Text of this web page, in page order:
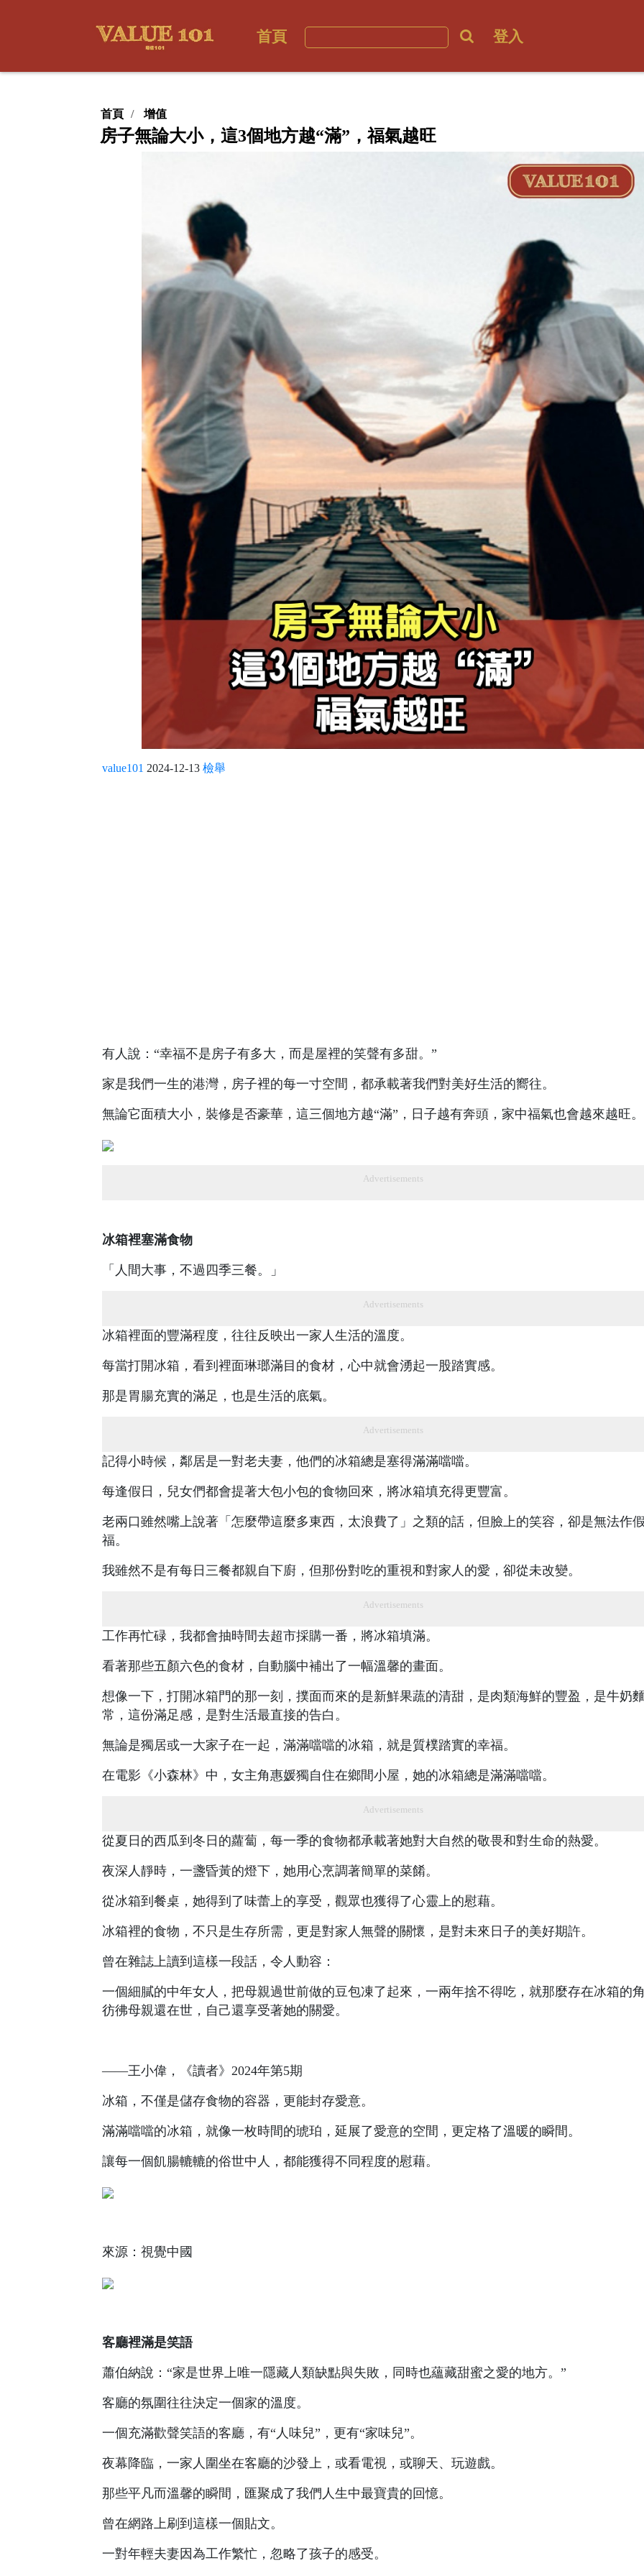
首頁 登入
首頁 增值
房子無論大小，這3個地方越“滿”，福氣越旺
value101 2024-12-13 檢舉
有人說：“幸福不是房子有多大，而是屋裡的笑聲有多甜。”
家是我們一生的港灣，房子裡的每一寸空間，都承載著我們對美好生活的嚮往。
無論它面積大小，裝修是否豪華，這三個地方越“滿”，日子越有奔頭，家中福氣也會越來越旺。
Advertisements
冰箱裡塞滿食物
「人間大事，不過四季三餐。」
Advertisements
冰箱裡面的豐滿程度，往往反映出一家人生活的溫度。
每當打開冰箱，看到裡面琳瑯滿目的食材，心中就會湧起一股踏實感。
那是胃腸充實的滿足，也是生活的底氣。
Advertisements
記得小時候，鄰居是一對老夫妻，他們的冰箱總是塞得滿滿噹噹。
每逢假日，兒女們都會提著大包小包的食物回來，將冰箱填充得更豐富。
老兩口雖然嘴上說著「怎麼帶這麼多東西，太浪費了」之類的話，但臉上的笑容，卻是無法作
福。
我雖然不是有每日三餐都親自下廚，但那份對吃的重視和對家人的愛，卻從未改變。
Advertisements
工作再忙碌，我都會抽時間去超市採購一番，將冰箱填滿。
看著那些五顏六色的食材，自動腦中補出了一幅溫馨的畫面。
想像一下，打開冰箱門的那一刻，撲面而來的是新鮮果蔬的清甜，是肉類海鮮的豐盈，是牛奶
常，這份滿足感，是對生活最直接的告白。
無論是獨居或一大家子在一起，滿滿噹噹的冰箱，就是質樸踏實的幸福。
在電影《小森林》中，女主角惠媛獨自住在鄉間小屋，她的冰箱總是滿滿噹噹。
Advertisements
從夏日的西瓜到冬日的蘿蔔，每一季的食物都承載著她對大自然的敬畏和對生命的熱愛。
夜深人靜時，一盞昏黃的燈下，她用心烹調著簡單的菜餚。
從冰箱到餐桌，她得到了味蕾上的享受，觀眾也獲得了心靈上的慰藉。
冰箱裡的食物，不只是生存所需，更是對家人無聲的關懷，是對未來日子的美好期許。
曾在雜誌上讀到這樣一段話，令人動容：
一個細膩的中年女人，把母親過世前做的豆包凍了起來，一兩年捨不得吃，就那麼存在冰箱的
彷彿母親還在世，自己還享受著她的關愛。
——王小偉，《讀者》2024年第5期
冰箱，不僅是儲存食物的容器，更能封存愛意。
滿滿噹噹的冰箱，就像一枚時間的琥珀，延展了愛意的空間，更定格了溫暖的瞬間。
讓每一個飢腸轆轆的俗世中人，都能獲得不同程度的慰藉。
來源：視覺中國
客廳裡滿是笑語
蕭伯納說：“家是世界上唯一隱藏人類缺點與失敗，同時也蘊藏甜蜜之愛的地方。”
客廳的氛圍往往決定一個家的溫度。
一個充滿歡聲笑語的客廳，有“人味兒”，更有“家味兒”。
夜幕降臨，一家人圍坐在客廳的沙發上，或看電視，或聊天、玩遊戲。
那些平凡而溫馨的瞬間，匯聚成了我們人生中最寶貴的回憶。
曾在網路上刷到這樣一個貼文。
一對年輕夫妻因為工作繁忙，忽略了孩子的感受。